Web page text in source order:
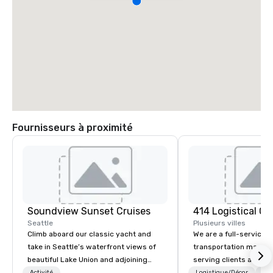
Fournisseurs à proximité
Soundview Sunset Cruises
Seattle
Climb aboard our classic yacht and
take in Seattle’s waterfront views of
beautiful Lake Union and adjoining
Plusieurs villes
We are a full-service
transportation
serving clients across